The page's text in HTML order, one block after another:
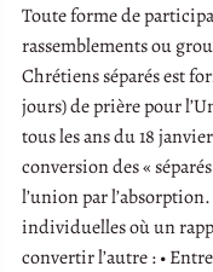
Toute forme de
rassemblements ou
Chrétiens séparés est
jours) de prière pour
tous les ans du 18
conversion des «
l’union par
individuelles où un
convertir l’autre : •